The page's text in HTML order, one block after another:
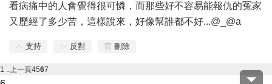
看病痛中的人會覺得很可憐，而那些好不容易能報仇的冤家
又歷經了多少苦，這樣說來，好像幫誰都不好...@_@a
支持 反對 刪除
1 ..上一頁4567